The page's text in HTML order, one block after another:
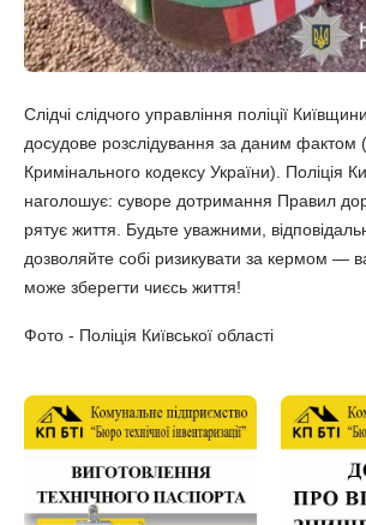
Слідчі слідчого управління поліції
досудове розслідування за даним фактом
Кримінального кодексу України). Поліція
наголошує: суворе дотримання Правил
рятує життя. Будьте уважними,
дозволяйте собі ризикувати за кермом —
може зберегти чиєсь життя!
Фото - Поліція Київської області